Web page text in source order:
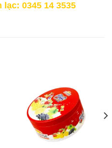
0345 14 3535